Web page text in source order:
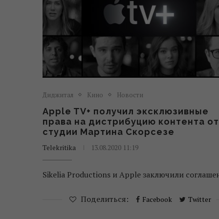
Диджитал Кино Новости
Apple TV+ получил эксклюзивные
права на дистрибуцию контента от
студии Мартина Скорсезе
Telekritika 13.08.2020 11:19
Sikelia Productions и Apple заключили
Поделиться: Facebook Twitter